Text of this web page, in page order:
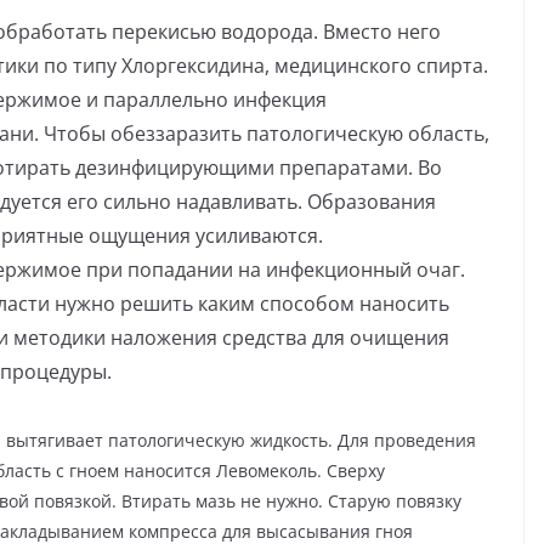
перекисью водорода. Вместо него
по типу Хлоргексидина, медицинского спирта.
и параллельно инфекция
Чтобы обеззаразить патологическую область,
дезинфицирующими препаратами. Во
его сильно надавливать. Образования
ощущения усиливаются.
при попадании на инфекционный очаг.
нужно решить каким способом наносить
наложения средства для очищения
патологическую жидкость. Для проведения
с гноем наносится Левомеколь. Сверху
повязкой. Втирать мазь не нужно. Старую повязку
компресса для высасывания гноя